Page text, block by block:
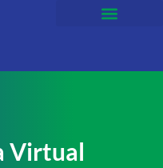
Virtual